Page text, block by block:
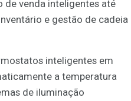
de venda inteligentes até
e gestão de cadeia
inteligentes em
a temperatura
de iluminação